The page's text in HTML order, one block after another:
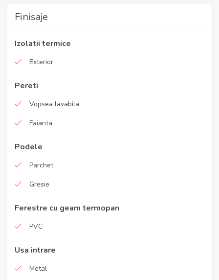
Finisaje
Izolatii termice
Exterior
Pereti
Vopsea lavabila
Faianta
Podele
Parchet
Gresie
Ferestre cu geam termopan
PVC
Usa intrare
Metal